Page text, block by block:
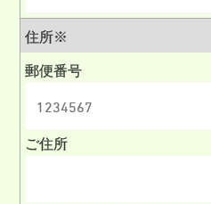
住所※
郵便番号
ご住所